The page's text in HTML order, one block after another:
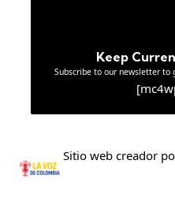
Keep
Subscribe to our newsletter to
Sitio web creador